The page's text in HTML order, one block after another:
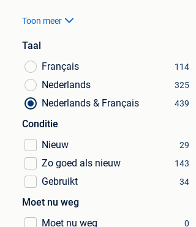
Toon meer
Taal
Français
114
Nederlands 325
Nederlands & Français 439
Conditie
Nieuw
29
Zo goed als nieuw 143
Gebruikt 34
Moet nu weg
Moet nu weg
0